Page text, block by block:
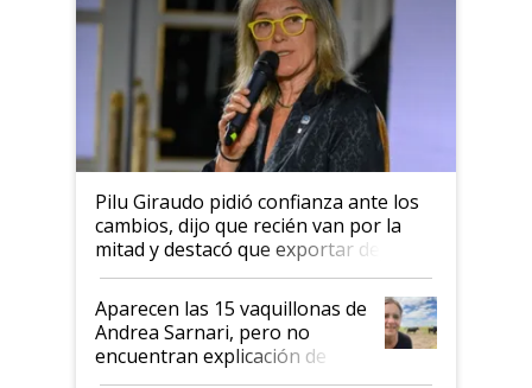
Pilu Giraudo pidió confianza ante los
cambios, dijo que recién van por la
mitad y destacó que exportar dejó de
ser "para unos pocos": "Tenemos un
mandato muy claro del gobierno
nacional"
Aparecen las 15 vaquillonas de
Andrea Sarnari, pero no
encuentran explicación de
cómo llegaron allí